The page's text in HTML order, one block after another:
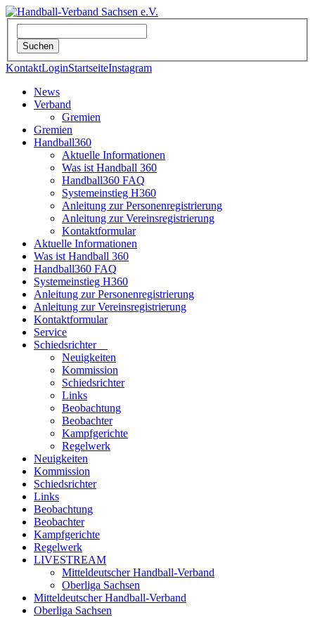
KontaktLoginStartseiteInstagram
News
Verband
Gremien
Gremien
Handball360
Aktuelle Informationen
Was ist Handball 360
Handball360 FAQ
Systemeinstieg H360
Anleitung zur Personenregistrierung
Anleitung zur Vereinsregistrierung
Kontaktformular
Aktuelle Informationen
Was ist Handball 360
Handball360 FAQ
Systemeinstieg H360
Anleitung zur Personenregistrierung
Anleitung zur Vereinsregistrierung
Kontaktformular
Service
Schiedsrichter
Neuigkeiten
Kommission
Schiedsrichter
Links
Beobachtung
Beobachter
Kampfgerichte
Regelwerk
Neuigkeiten
Kommission
Schiedsrichter
Links
Beobachtung
Beobachter
Kampfgerichte
Regelwerk
LIVESTREAM
Mitteldeutscher Handball-Verband
Oberliga Sachsen
Mitteldeutscher Handball-Verband
Oberliga Sachsen